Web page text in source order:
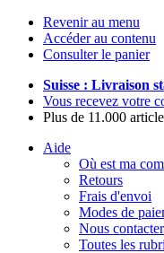
Revenir au menu
Accéder au contenu
Consulter le panier
Suisse : Livraison
Vous recevez votre
Plus de 11.000
Aide
Où est ma
Retours
Frais d'envoi
Modes de
Nous contacter
Toutes les